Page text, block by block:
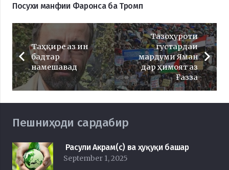
Посухи манфии Фаронса ба Тромп
Таҳқире аз ин
бадтар
намешавад
Тазоҳуроти
густардаи
мардуми Яман
дар ҳимоят аз
Ғазза
Пешниҳоди сардабир
Расули Акрам(с) ва ҳуқуқи башар
September 1, 2025